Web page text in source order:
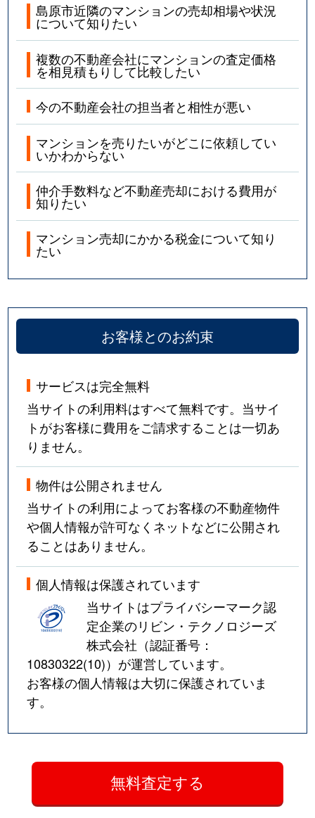
島原市近隣のマンションの売却相場や状況
について知りたい
複数の不動産会社にマンションの査定価格
を相見積もりして比較したい
今の不動産会社の担当者と相性が悪い
マンションを売りたいがどこに依頼してい
いかわからない
仲介手数料など不動産売却における費用が
知りたい
マンション売却にかかる税金について知り
たい
お客様とのお約束
サービスは完全無料
当サイトの利用料はすべて無料です。当サイ
トがお客様に費用をご請求することは一切あ
りません。
物件は公開されません
当サイトの利用によってお客様の不動産物件
や個人情報が許可なくネットなどに公開され
ることはありません。
個人情報は保護されています
当サイトはプライバシーマーク認
定企業のリビン・テクノロジーズ
株式会社（認証番号：
10830322(10)）が運営しています。
お客様の個人情報は大切に保護されていま
す。